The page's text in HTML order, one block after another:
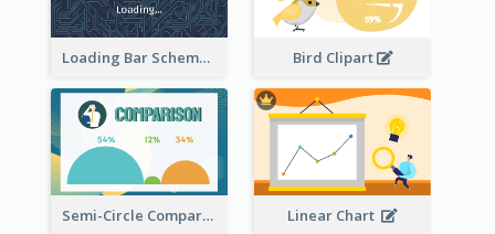
Loading Bar Schematic Diagram Bird Clipart
Semi-Circle Comparison Linear Chart